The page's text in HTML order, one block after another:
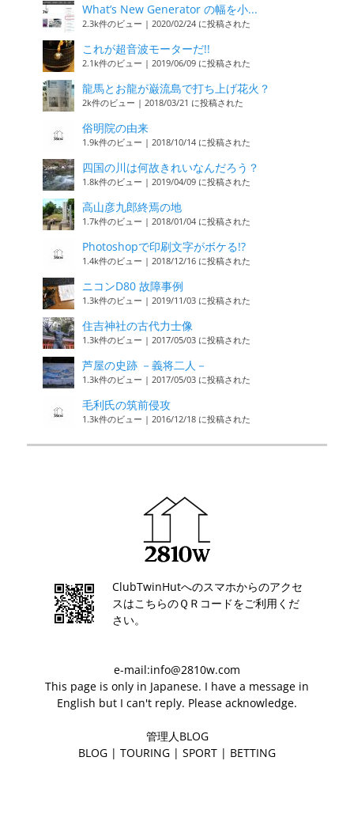
What’s New Generator の幅を小...
2.3k件のビュー | 2020/02/24 に投稿された
これが超音波モーターだ!!
2.1k件のビュー | 2019/06/09 に投稿された
龍馬とお龍が巌流島で打ち上げ花火？
2k件のビュー | 2018/03/21 に投稿された
俗明院の由来
1.9k件のビュー | 2018/10/14 に投稿された
四国の川は何故きれいなんだろう？
1.8k件のビュー | 2019/04/09 に投稿された
高山彦九郎終焉の地
1.7k件のビュー | 2018/01/04 に投稿された
Photoshopで印刷文字がボケる!?
1.4k件のビュー | 2018/12/16 に投稿された
ニコンD80 故障事例
1.3k件のビュー | 2019/11/03 に投稿された
住吉神社の古代力士像
1.3k件のビュー | 2017/05/03 に投稿された
芦屋の史跡 －義将二人－
1.3k件のビュー | 2017/05/03 に投稿された
毛利氏の筑前侵攻
1.3k件のビュー | 2016/12/18 に投稿された
ClubTwinHutへのスマホからのアクセ
スはこちらのＱＲコードをご利用くだ
さい。
e-mail:info@2810w.com
This page is only in Japanese. I have a message in
English but I can't reply. Please acknowledge.
管理人BLOG
BLOG | TOURING | SPORT | BETTING